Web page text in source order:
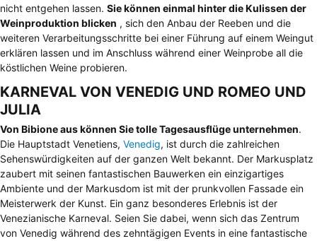
nicht entgehen lassen. Sie können einmal hinter die Kulissen der
Weinproduktion blicken , sich den Anbau der Reeben und die
weiteren Verarbeitungsschritte bei einer Führung auf einem Weingut
erklären lassen und im Anschluss während einer Weinprobe all die
köstlichen Weine probieren.
KARNEVAL VON VENEDIG UND ROMEO UND
JULIA
Von Bibione aus können Sie tolle Tagesausflüge unternehmen.
Die Hauptstadt Venetiens, Venedig, ist durch die zahlreichen
Sehenswürdigkeiten auf der ganzen Welt bekannt. Der Markusplatz
zaubert mit seinen fantastischen Bauwerken ein einzigartiges
Ambiente und der Markusdom ist mit der prunkvollen Fassade ein
Meisterwerk der Kunst. Ein ganz besonderes Erlebnis ist der
Venezianische Karneval. Seien Sie dabei, wenn sich das Zentrum
von Venedig während des zehntägigen Events in eine fantastische